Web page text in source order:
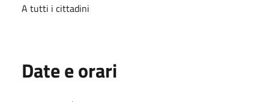
A tutti i cittadini
Date e orari